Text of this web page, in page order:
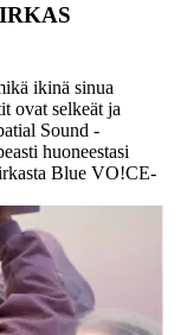
ikinä sinua
ovat selkeät ja
Sound -
huoneestasi
Blue VO!CE-